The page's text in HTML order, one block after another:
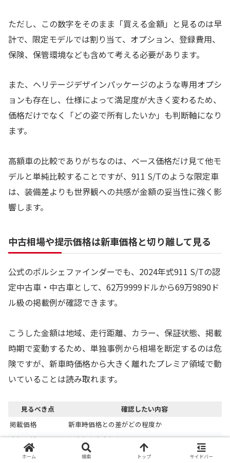
ただし、この数字をそのまま「買える金額」と見るのは早
計で、限定モデルでは割り当て、オプション、登録費用、
保険、保管環境なども含めて考える必要があります。
また、ヘリテージデザインパッケージのような専用オプシ
ョンも存在し、仕様によって満足度が大きく変わるため、
価格だけでなく「どの姿で所有したいか」も判断軸になり
ます。
高額車の比較でありがちなのは、ベース価格だけ見て他モ
デルと単純比較することですが、911 S/Tのような限定車
は、装備差よりも世界観への共感が金額の妥当性に強く影
響します。
中古相場や提示価格は新車価格と切り離して見る
公式のポルシェファインダーでも、2024年式911 S/Tの認
定中古車・中古車として、62万9999ドルから69万9890ド
ル級の掲載例が確認できます。
こうした金額は地域、走行距離、カラー、保証状態、掲載
時期で変動するため、単独事例から相場を断定するのは危
険ですが、新車時価格から大きく離れたプレミア領域で動
いていることは読み取れます。
見るべき点
確認したい内容
掲載価格
新車時価格との差がどの程度か
走行距離
低走行か実走行か
保証
Porsche Approvedの有無
ホーム 検索 トップ サイドバー